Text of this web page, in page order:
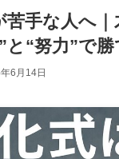
苦手な人へ
と“努力”で
6月14日